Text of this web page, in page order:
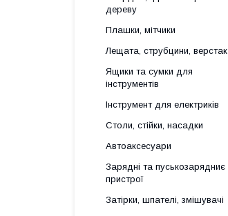
дереву
Плашки, мітчики
Лещата, струбцини, верстак
Ящики та сумки для
інструментів
Інструмент для електриків
Столи, стійки, насадки
Автоаксесуари
Зарядні та пуськозарядниє
пристрої
Затірки, шпателі, змішувачі